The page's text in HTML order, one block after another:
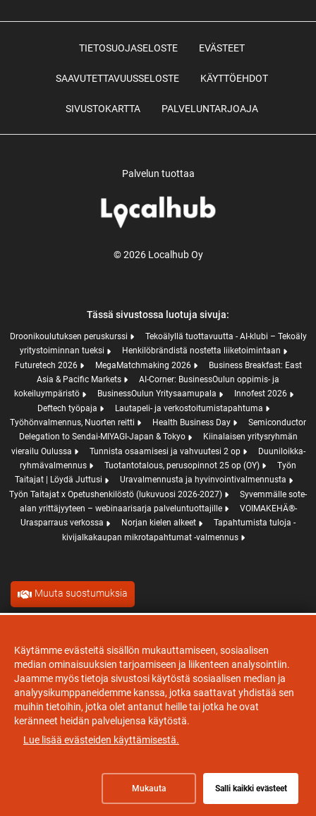
TIETOSUOJASELOSTE EVÄSTEET
SAAVUTETTAVUUSSELOSTE KÄYTTÖEHDOT
SIVUSTOKARTTA PALVELUNTARJOAJA
Palvelun tuottaa
© 2026 Localhub Oy
Tässä sivustossa luotuja sivuja:
Droonikoulutuksen peruskurssi
Tekoälyllä tuottavuutta - AI-klubi – Tekoäly
yritystoiminnan tueksi
Henkilöbrändistä nostetta liiketoimintaan
Futuretech 2026
MegaMatchmaking 2026
Business Breakfast: East
Asia & Pacific Markets
AI-Corner: BusinessOulun oppimis- ja
kokeiluympäristö
BusinessOulun Yritysaamupala
Innofest 2026
Deftech työpaja
Lautapeli- ja verkostoitumistapahtuma
Työhönvalmennus, Nuorten reitti
Health Business Day
Semiconductor
Delegation to Sendai-MIYAGI-Japan & Tokyo
Kiinalaisen yritysryhmän
vierailu Oulussa
Tunnista osaamisesi ja vahvuutesi 2 op
Duuniloikka-
ryhmävalmennus
Tuotantotalous, perusopinnot 25 op (OY)
Työn
Taitajat | Löydä Juttusi
Uravalmennusta ja hyvinvointivalmennusta
Työn Taitajat x Opetushenkilöstö (lukuvuosi 2026-2027)
Syvemmälle sote-
alan yrittäjyyteen – webinaarisarja palveluntuottajille
VOIMAKEHÄ®-
Urasparraus verkossa
Norjan kielen alkeet
Tapahtumista tuloja -
kivijalkakaupan mikrotapahtumat -valmennus
Muuta suostumuksia
Evästeet
Käytämme evästeitä sisällön mukauttamiseen, sosiaalisen
median ominaisuuksien tarjoamiseen ja liikenteen analysointiin.
Jaamme myös tietoja sivustosi käytöstä sosiaalisen median ja
analyysikumppaneidemme kanssa, jotka saattavat yhdistää sen
muihin tietoihin, jotka olet antanut heille tai jotka he ovat
keränneet heidän palvelujensa käytöstä.
Lue lisää evästeiden käyttämisestä.
Mukauta Salli kaikki evästeet